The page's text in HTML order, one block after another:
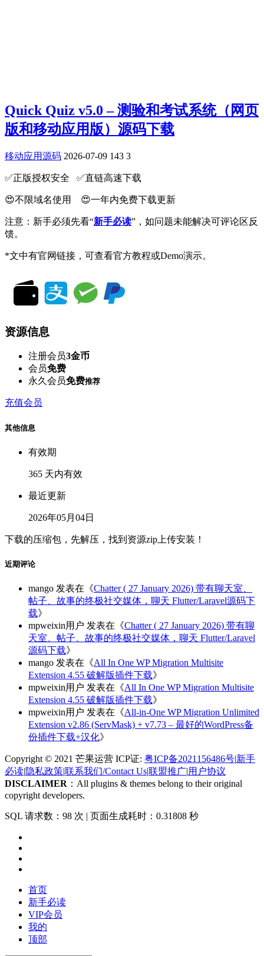
Quick Quiz v5.0 – 测验和考试系统（网页
版和移动应用版）源码下载
移动应用源码 2026-07-09 143 3
✅️正版授权安全 ✅️直链高速下载
😍不限域名使用 😍一年内免费下载更新
注意：新手必须先看“新手必读”，如问题未能解决可评论区反
馈。
*文中有官网链接，可查看官方教程或Demo演示。
资源信息
注册会员3金币
会员免费
永久会员免费推荐
充值会员
其他信息
有效期
365 天内有效
最近更新
2026年05月04日
下载的压缩包，先解压，找到资源zip上传安装！
近期评论
mango 发表在《Chatter ( 27 January 2026) 带有聊天室、
帖子、故事的终极社交媒体，聊天 Flutter/Laravel源码下
载》
mpweixin用户 发表在《Chatter ( 27 January 2026) 带有聊
天室、帖子、故事的终极社交媒体，聊天 Flutter/Laravel
源码下载》
mango 发表在《All In One WP Migration Multisite
Extension 4.55 破解版插件下载》
mpweixin用户 发表在《All In One WP Migration Multisite
Extension 4.55 破解版插件下载》
mpweixin用户 发表在《All-in-One WP Migration Unlimited
Extension v2.86 (ServMask) + v7.73 – 最好的WordPress备
份插件下载+汉化》
Copyright © 2021 芒果运营 ICP证: 粤ICP备2021156486号|新手
必读|隐私政策|联系我们/Contact Us|联盟推广|用户协议
DISCLAIMER ：All plugins & themes belong to their original
copyright developers.
SQL 请求数：98 次 | 页面生成耗时：0.31808 秒
首页
新手必读
VIP会员
我的
顶部